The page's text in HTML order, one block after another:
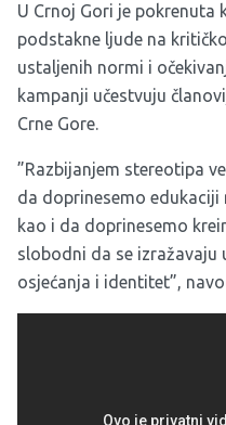
U Crnoj Gori je pokrenuta
podstakne ljude na
ustaljenih normi i
kampanji učestvuju
Crne Gore.
”Razbijanjem stereotipa
da doprinesemo
kao i da doprinesemo
slobodni da se izražavaju
osjećanja i identitet”,